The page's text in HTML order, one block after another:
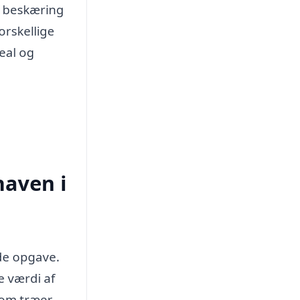
beskæring
og
i
opgave.
værdi af